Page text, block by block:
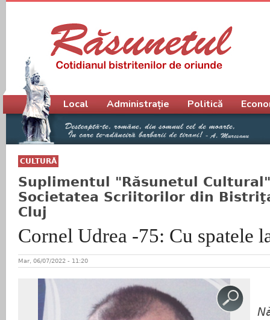
CULTURĂ
Suplimentul "Răsunetul
Societatea Scriitorilor din
Cluj
Cornel Udrea -75: Cu spatele
Mar, 06/07/2022 - 11:20
Meniu principal
Local Administrație Politică